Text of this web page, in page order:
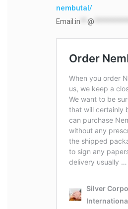
nembutal/
Email:in @